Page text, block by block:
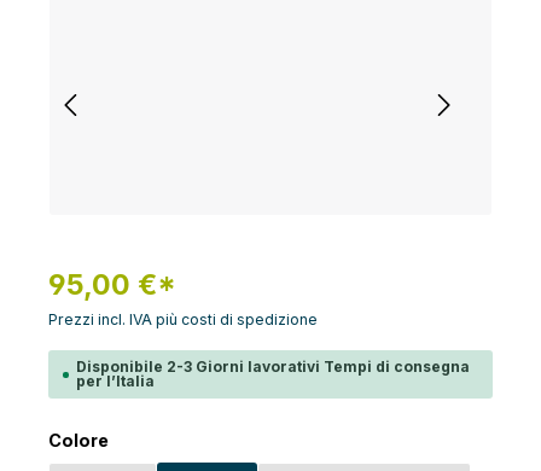
95,00 €*
Prezzi incl. IVA più costi di spedizione
Disponibile 2-3 Giorni lavorativi Tempi di consegna
per l’Italia
Seleziona
Colore